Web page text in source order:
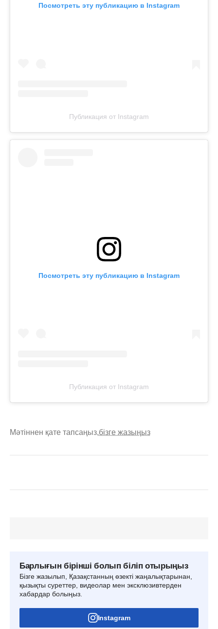
Посмотреть эту публикацию в Instagram
Публикация от Instagram
Посмотреть эту публикацию в Instagram
Публикация от Instagram
Мәтіннен қате тапсаңыз,бізге жазыңыз
Барлығын бірінші болып біліп отырыңыз
Бізге жазылып, Қазақстанның өзекті жаңалықтарынан,
қызықты суреттер, видеолар мен эксклюзивтерден
хабардар болыңыз.
Instagram